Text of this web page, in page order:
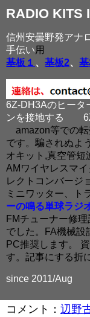
RADIO
信州安曇野発アナ
手伝い用
基板１ 、 基板2、
6Z-DH3Aのヒータ
ンを接地する
6Z-
amazon等での転
です。騙されぬよ
オキット,真空管短
AMワイヤレスマ
レクトコンバージ
ミニワッター、ト
ーの鳴る単球ラジ
FMチューナー修
でした。FA機械設
PC推奨します。
す。記事にする折
since 2011/Aug
コメント： 辺野